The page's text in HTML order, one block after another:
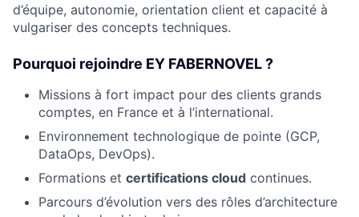
d’équipe, autonomie, orientation client et capacité à
vulgariser des concepts techniques.
Pourquoi rejoindre EY FABERNOVEL ?
Missions à fort impact pour des clients grands
comptes, en France et à l’international.
Environnement technologique de pointe (GCP,
DataOps, DevOps).
Formations et certifications cloud continues.
Parcours d’évolution vers des rôles d’architecture